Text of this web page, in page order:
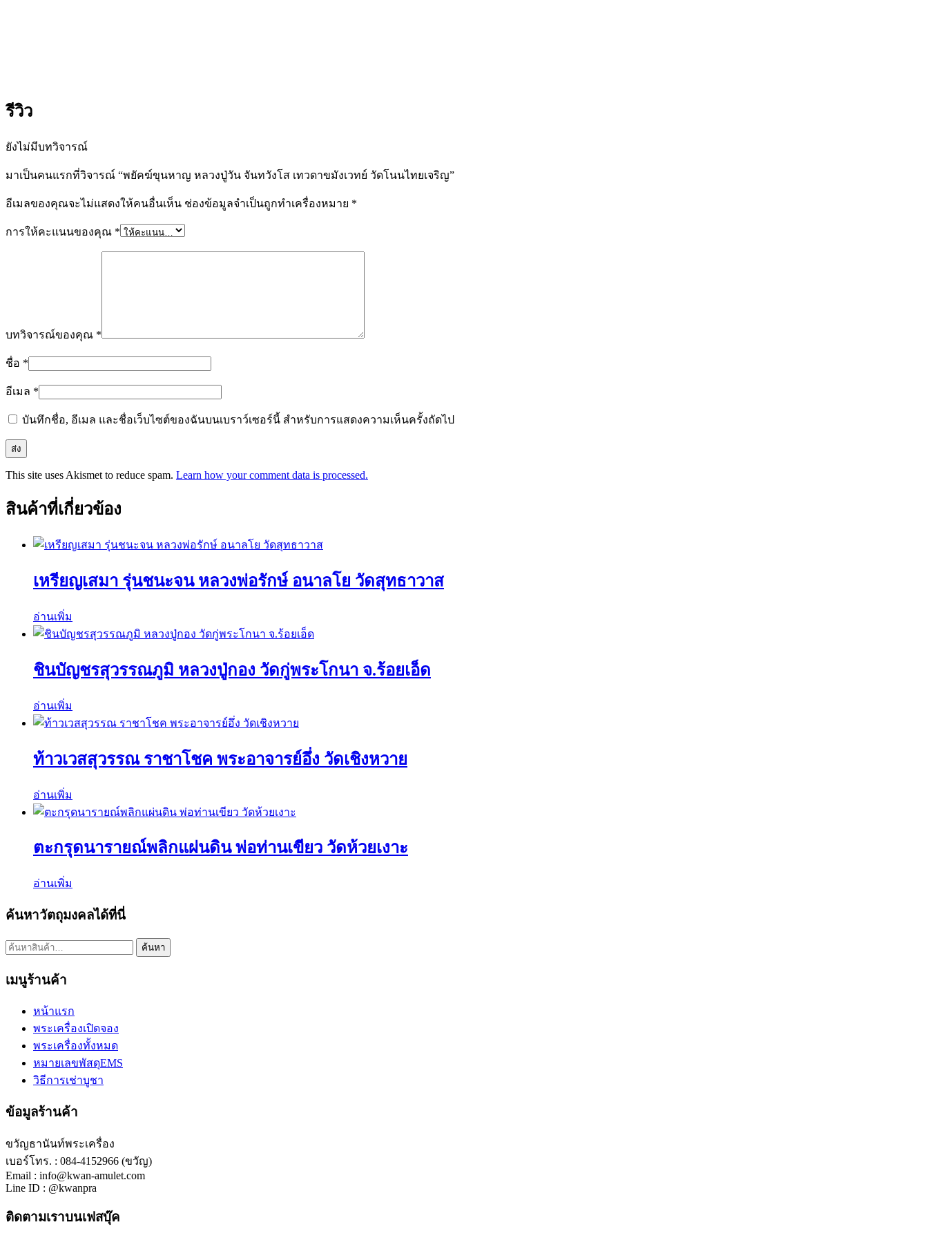
รีวิว
ยังไม่มีบทวิจารณ์
มาเป็นคนแรกที่วิจารณ์ “พยัคฆ์ขุนหาญ หลวงปู่วัน จันทวังโส เทวดาขมังเวทย์ วัดโนนไทยเจริญ”
อีเมลของคุณจะไม่แสดงให้คนอื่นเห็น ช่องข้อมูลจำเป็นถูกทำเครื่องหมาย *
การให้คะแนนของคุณ *
บทวิจารณ์ของคุณ *
ชื่อ *
อีเมล *
บันทึกชื่อ, อีเมล และชื่อเว็บไซต์ของฉันบนเบราว์เซอร์นี้ สำหรับการแสดงความเห็นครั้งถัดไป
This site uses Akismet to reduce spam. Learn how your comment data is processed.
สินค้าที่เกี่ยวข้อง
เหรียญเสมา รุ่นชนะจน หลวงพ่อรักษ์ อนาลโย วัดสุทธาวาส
อ่านเพิ่ม
ชินบัญชรสุวรรณภูมิ หลวงปู่กอง วัดกู่พระโกนา จ.ร้อยเอ็ด
อ่านเพิ่ม
ท้าวเวสสุวรรณ ราชาโชค พระอาจารย์อึ่ง วัดเชิงหวาย
อ่านเพิ่ม
ตะกรุดนารายณ์พลิกแผ่นดิน พ่อท่านเขียว วัดห้วยเงาะ
อ่านเพิ่ม
ค้นหาวัตถุมงคลได้ที่นี่
ค้นหา: ค้นหา
เมนูร้านค้า
หน้าแรก
พระเครื่องเปิดจอง
พระเครื่องทั้งหมด
หมายเลขพัสดุEMS
วิธีการเช่าบูชา
ข้อมูลร้านค้า
ขวัญธานันท์พระเครื่อง
เบอร์โทร. : 084-4152966 (ขวัญ)
Email : info@kwan-amulet.com
Line ID : @kwanpra
ติดตามเราบนเฟสบุ๊ค